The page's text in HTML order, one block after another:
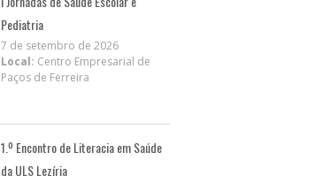
Pediatria
7 de setembro de 2026
Local: Centro Empresarial de
Paços de Ferreira
1.º Encontro de Literacia em Saúde
da ULS Lezíria